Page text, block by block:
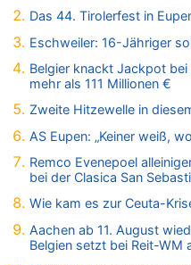
08.08.2026 - 20:17 von
Drohnen mit Strengstoff?
08.08.2026 - 20:16 von
Wasserstand des Rheins in
08.08.2026 - 20:13 von
Zweite Hitzewelle in
08.08.2026 - 20:09 von
Zweite Hitzewelle in
08.08.2026 - 20:06 von Dax
08.08.2026 - 19:00 von
Das 44. Tirolerfest in
Eschweiler: 16-Jähriger
Belgier knackt Jackpot
mehr als 111 Millionen €
Zweite Hitzewelle in
AS Eupen: „Keiner weiß,
Remco Evenepoel
bei der Clasica San
Wie kam es zur Ceuta-
Aachen ab 11. August
Belgien setzt bei Reit-WM